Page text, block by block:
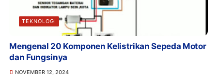
TEKNOLOGI
Mengenal 20 Komponen Kelistrikan Sepeda Motor
dan Fungsinya
NOVEMBER 12, 2024